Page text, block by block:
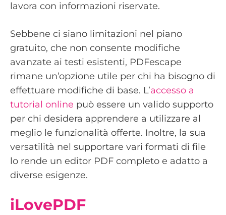
lavora con informazioni riservate.
Sebbene ci siano limitazioni nel piano
gratuito, che non consente modifiche
avanzate ai testi esistenti, PDFescape
rimane un’opzione utile per chi ha bisogno di
effettuare modifiche di base. L’accesso a
tutorial online può essere un valido supporto
per chi desidera apprendere a utilizzare al
meglio le funzionalità offerte. Inoltre, la sua
versatilità nel supportare vari formati di file
lo rende un editor PDF completo e adatto a
diverse esigenze.
iLovePDF